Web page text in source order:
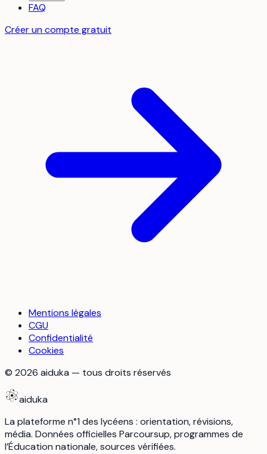
FAQ
Créer un compte gratuit
Mentions légales
CGU
Confidentialité
Cookies
© 2026 aiduka — tous droits réservés
aiduka
La plateforme n°1 des lycéens : orientation, révisions,
média. Données officielles Parcoursup, programmes de
l’Éducation nationale, sources vérifiées.